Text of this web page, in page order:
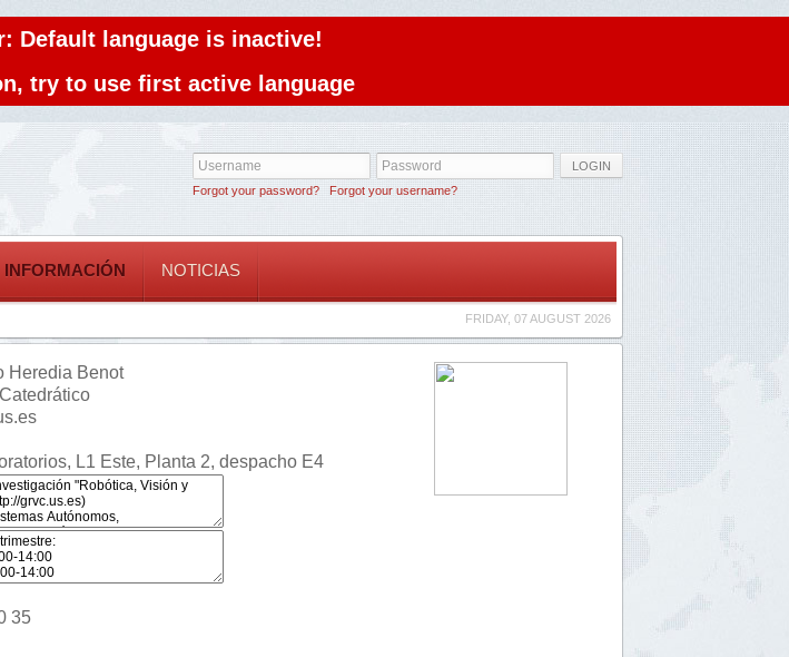
Default language is inactive!
try to use first active language
LOGIN
Forgot your password?
Forgot your username?
INFORMACIÓN NOTICIAS
FRIDAY, 07 AUGUST 2026
Heredia Benot
L1 Este, Planta 2, despacho E4
35